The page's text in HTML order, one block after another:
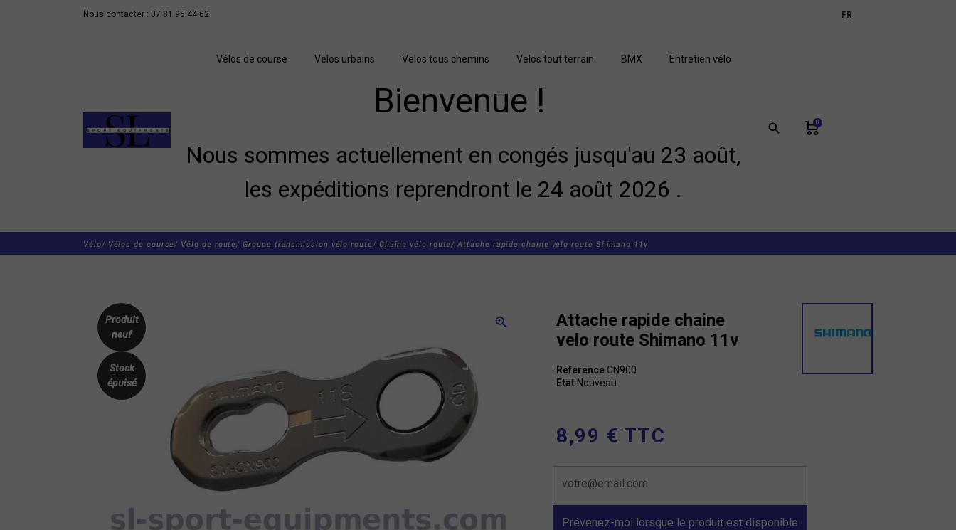
Nous contacter : 07 81 95 44 62
FR
Vélos de course Velos urbains Velos tous chemins Velos tout terrain BMX Entretien vélo
Bienvenue !
Nous sommes actuellement en congés jusqu'au 23 août,
les expéditions reprendront le 24 août 2026 .
search 0
Vélo/ Vélos de course/ Vélo de route/ Groupe transmission vélo route/ Chaîne vélo route/ Attache rapide chaine velo route Shimano 11v
zoom_in
Produit
neuf
Stock
épuisé
Attache rapide chaine
velo route Shimano 11v
Référence CN900
Etat Nouveau
8,99 € TTC
Prévenez-moi lorsque le produit est disponible